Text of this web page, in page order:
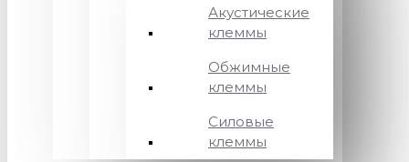
Акустические
клеммы
Обжимные
клеммы
Силовые
клеммы